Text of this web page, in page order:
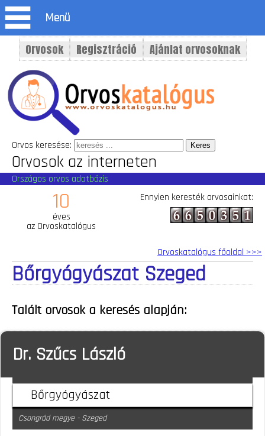
Orvos keresése:
Orvosok az interneten
Országos orvos adatbázis
10
éves
az Orvoskatalógus
Ennyien keresték orvosainkat:
Orvosok Regisztráció Ajánlat orvosoknak
Menü
Orvoskatalógus főoldal >>>
Bőrgyógyászat Szeged
Talált orvosok a keresés alapján:
Dr. Szűcs László
Bőrgyógyászat
Csongrád megye - Szeged